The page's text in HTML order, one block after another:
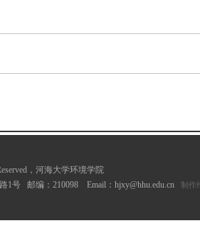
，河海大学环境学院
1号 邮编：210098 Email：hjxy@hhu.edu.cn 制作